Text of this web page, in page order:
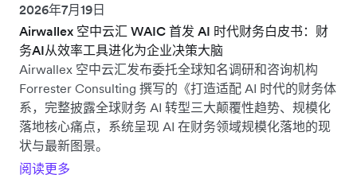
2026年7月19日
Airwallex 空中云汇 WAIC 首发 AI 时代财务白皮书：财
务AI从效率工具进化为企业决策大脑
Airwallex 空中云汇发布委托全球知名调研和咨询机构
Forrester Consulting 撰写的《打造适配 AI 时代的财务体
系，完整披露全球财务 AI 转型三大颠覆性趋势、规模化
落地核心痛点，系统呈现 AI 在财务领域规模化落地的现
状与最新图景。
阅读更多